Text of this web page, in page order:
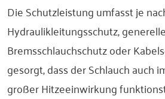
Die Schutzleistung umfasst je
Hydraulikleitungsschutz,
Bremsschlauchschutz oder
gesorgt, dass der Schlauch auch
großer Hitzeeinwirkung